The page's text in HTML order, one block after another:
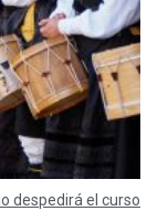
despedirá el curso